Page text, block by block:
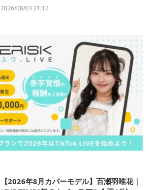
2026/08/03 21:12
【2026年8月カバーモデル】百瀬羽唯花｜